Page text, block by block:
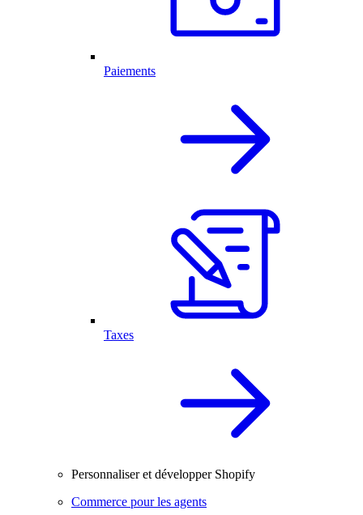
Paiements
Taxes
Personnaliser et développer Shopify
Commerce pour les agents